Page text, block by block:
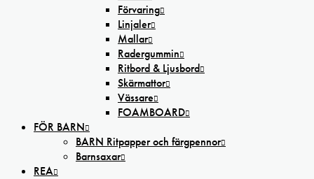
Förvaring
Linjaler
Mallar
Radergummin
Ritbord & Ljusbord
Skärmattor
Vässare
FOAMBOARD
FÖR BARN
BARN Ritpapper och färgpennor
Barnsaxar
REA